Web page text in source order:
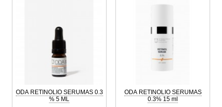
ODA RETINOLIO SERUMAS 0.3
% 5 ML
ODA RETINOLIO SERUMAS
0.3% 15 ml